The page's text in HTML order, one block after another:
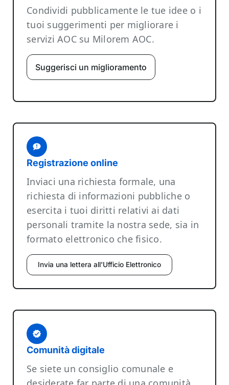
Condividi pubblicamente le tue idee o i
tuoi suggerimenti per migliorare i
servizi AOC su Milorem AOC.
Suggerisci un miglioramento
Registrazione online
Inviaci una richiesta formale, una
richiesta di informazioni pubbliche o
esercita i tuoi diritti relativi ai dati
personali tramite la nostra sede, sia in
formato elettronico che fisico.
Invia una lettera all'Ufficio Elettronico
Comunità digitale
Se siete un consiglio comunale e